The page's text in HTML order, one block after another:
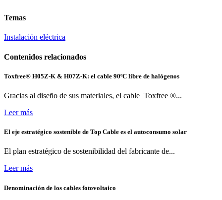
Temas
Instalación eléctrica
Contenidos relacionados
Toxfree® H05Z-K & H07Z-K: el cable 90ºC libre de halógenos
Gracias al diseño de sus materiales, el cable Toxfree ®...
Leer más
El eje estratégico sostenible de Top Cable es el autoconsumo solar
El plan estratégico de sostenibilidad del fabricante de...
Leer más
Denominación de los cables fotovoltaico